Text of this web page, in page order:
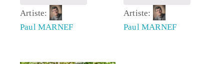
Artiste:
Paul MARNEF
Artiste:
Paul MARNEF